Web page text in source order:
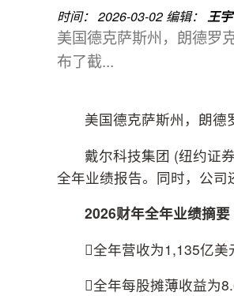
时间： 2026-03-02编辑： 王宇
美国德克萨斯州，朗德罗
布了截...
美国德克萨斯州，朗德
戴尔科技集团 (纽约证
全年业绩报告。同时，公司
2026财年全年业绩摘要
全年营收为1,135亿美
全年每股摊薄收益为